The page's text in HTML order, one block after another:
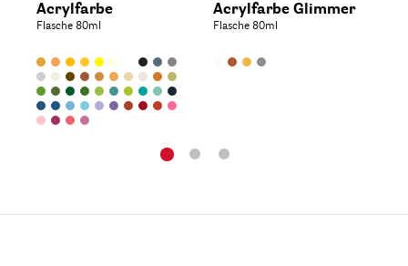
Acrylfarbe
Flasche 80ml
Acrylfarbe Glimmer
Flasche 80ml